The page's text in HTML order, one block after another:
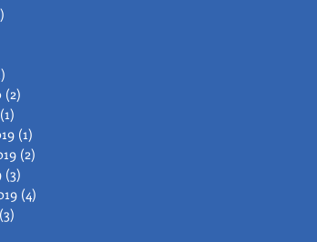
(2)
(1)
(1)
(2)
(3)
(4)
(3)